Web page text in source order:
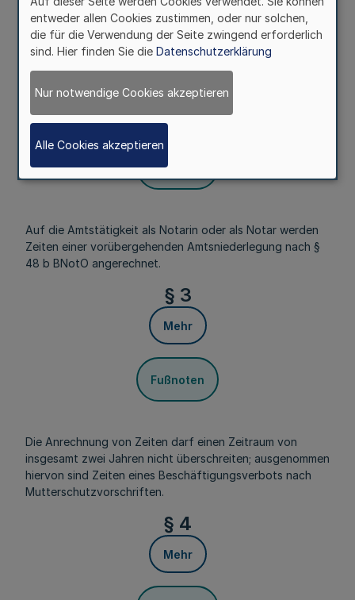
Mutterschutzvorschriften.
4. Zeiten der Beurlaubung wegen der Inanspruchnahme
von Elternzeit.
§ 2
Mehr
Fußnoten
Auf die Amtstätigkeit als Notarin oder als Notar werden
Zeiten einer vorübergehenden Amtsniederlegung nach §
48 b BNotO angerechnet.
§ 3
Mehr
Fußnoten
Die Anrechnung von Zeiten darf einen Zeitraum von
insgesamt zwei Jahren nicht überschreiten; ausgenommen
hiervon sind Zeiten eines Beschäftigungsverbots nach
Mutterschutzvorschriften.
§ 4
Mehr
entweder allen Cookies zustimmen, oder nur solchen,
die für die Verwendung der Seite zwingend erforderlich
sind. Hier finden Sie die Datenschutzerklärung
Nur notwendige Cookies akzeptieren
Alle Cookies akzeptieren